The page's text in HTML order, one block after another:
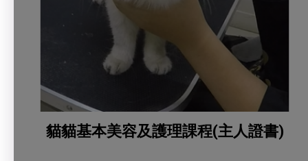
貓貓基本美容及護理課程(主人證書)